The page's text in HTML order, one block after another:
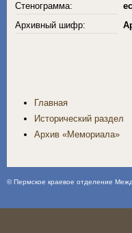
Стенограмма:
Архивный шифр:
Главная
Исторический раздел
Архив «Мемориала»
©Пермское краевое отделение